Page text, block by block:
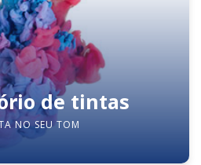
de tintas
NO SEU TOM